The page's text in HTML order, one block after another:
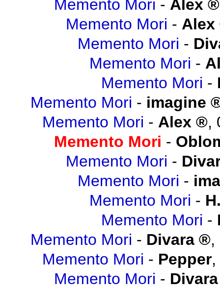
Memento Mori - Alex
Memento Mori - Alex
Memento Mori -
Memento Mori -
Memento Mori -
Memento Mori - imagine
Memento Mori - Alex ,
Memento Mori -
Memento Mori -
Memento Mori -
Memento Mori -
Memento Mori -
Memento Mori - Divara ,
Memento Mori - Pepper,
Memento Mori - Divara